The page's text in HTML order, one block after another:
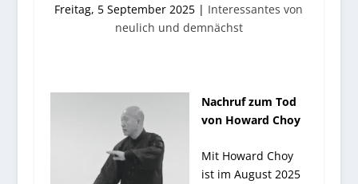
Freitag, 5 September 2025 | Interessantes von
neulich und demnächst
Nachruf zum Tod
von Howard Choy
Mit Howard Choy
ist im August 2025